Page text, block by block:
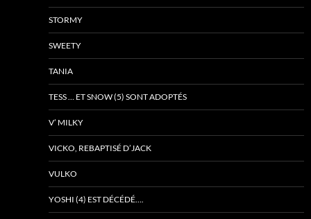
STORMY
SWEETY
TANIA
TESS … ET SNOW (5) SONT ADOPTÉS
V’ MILKY
VICKO, REBAPTISÉ D’JACK
VULKO
YOSHI (4) EST DÉCÉDÉ….